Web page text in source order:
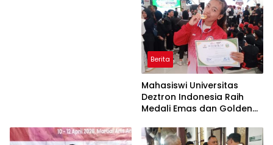
Berita
Mahasiswi Universitas
Deztron Indonesia Raih
Medali Emas dan Golden